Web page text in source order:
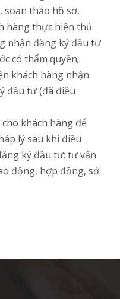
soạn thảo hồ sơ,
hàng thực hiện thủ
nhận đăng ký đầu tư
có thẩm quyền;
khách hàng nhận
đầu tư (đã điều
khách hàng để
lý sau khi điều
ký đầu tư; tư vấn
động, hợp đồng, sở